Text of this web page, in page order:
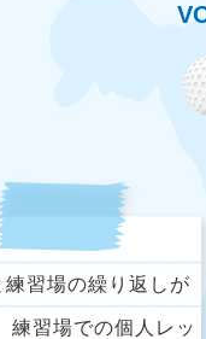
練習場の繰り返しが
練習場での個人レッ